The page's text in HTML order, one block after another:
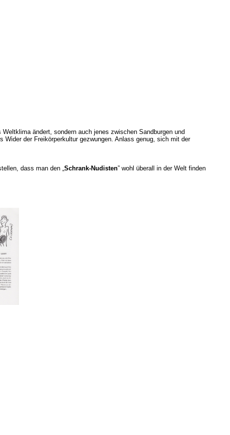
ändert, sondern auch jenes zwischen Sandburgen und
der Freikörperkultur gezwungen. Anlass genug, sich mit der
dass man den „Schrank-Nudisten” wohl überall in der Welt finden